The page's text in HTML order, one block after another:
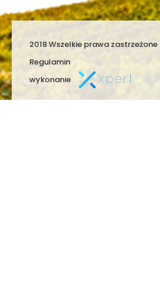
2018 Wszelkie prawa zastrzeżone
Regulamin
wykonanie